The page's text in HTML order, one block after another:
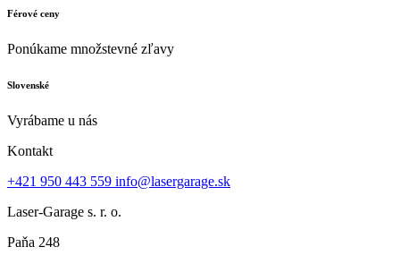
Férové ceny
Ponúkame množstevné zľavy
Slovenské
Vyrábame u nás
Kontakt
+421 950 443 559 info@lasergarage.sk
Laser-Garage s. r. o.
Paňa 248